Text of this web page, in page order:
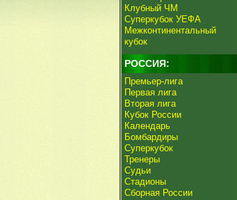
Клубный ЧМ
Суперкубок УЕФА
Межконтинентальный
кубок
РОССИЯ:
Премьер-лига
Первая лига
Вторая лига
Кубок России
Календарь
Бомбардиры
Суперкубок
Тренеры
Судьи
Стадионы
Сборная России